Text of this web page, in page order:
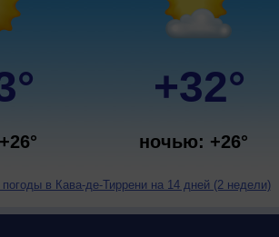
+32°
ночью: +26°
в Кава-де-Тиррени на 14 дней (2 недели)